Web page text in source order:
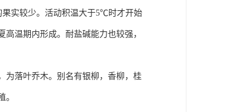
实较少。活动积温大于5℃时才开始
温期内形成。耐盐碱能力也较强，
为落叶乔木。别名有银柳，香柳，桂
。